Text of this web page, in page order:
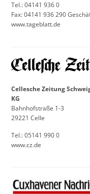
Tel.: 04141 936 0
Fax: 04141 936 290
www.tageblatt.de
Cellesche Zeitung
KG
Bahnhofstraße 1-3
29221 Celle
Tel.: 05141 990 0
www.cz.de